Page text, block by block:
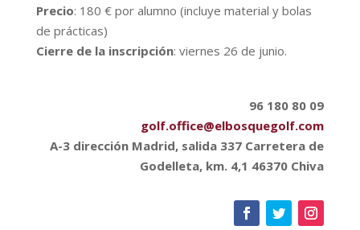
Precio: 180 € por alumno (incluye material y bolas
de prácticas)
Cierre de la inscripción: viernes 26 de junio.
96 180 80 09
golf.office@elbosquegolf.com
A-3 dirección Madrid, salida 337 Carretera de
Godelleta, km. 4,1 46370 Chiva